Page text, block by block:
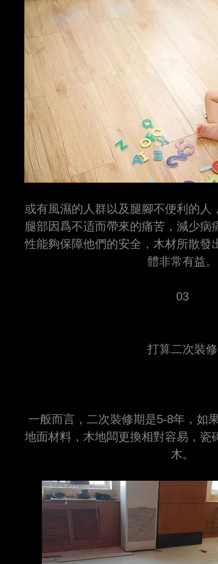
或有風濕的人群以及腿腳不便利的人
腿部因爲不适而帶來的痛苦，減少病
性能夠保障他們的安全，木材所散發
體非常有益。
03
打算二次裝修
一般而言，二次裝修期是5-8年，如
地面材料，木地闆更換相對容易，瓷
木。